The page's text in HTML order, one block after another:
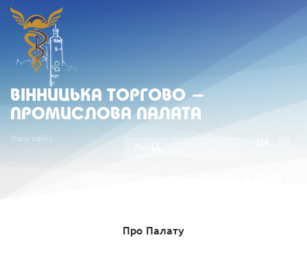
ВIННИЦЬКА ТОРГОВО -
ПРОМИСЛОВА ПАЛАТА
Мапа сайту
Про Палату